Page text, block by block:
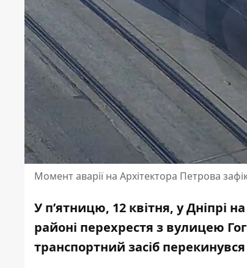
Момент аварії на Архітектора Петрова
У пʼятницю, 12 квітня, у Дніпрі
районі перехрестя з вулицею
транспортний засіб перекинувся